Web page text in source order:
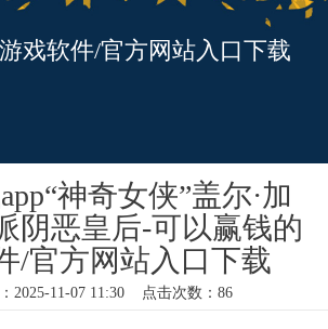
戏软件/官方网站入口下载
神奇女侠”盖尔·加
阴恶皇后-可以赢钱的
/官方网站入口下载
2025-11-07 11:30 点击次数：86